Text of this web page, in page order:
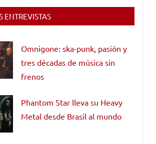
ENTREVISTAS
Omnigone: ska-punk, pasión y
tres décadas de música sin
frenos
Phantom Star lleva su Heavy
Metal desde Brasil al mundo